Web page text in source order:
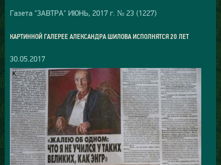
Газета "ЗАВТРА" ИЮНЬ, 2017 г. № 23 (1227)
КАРТИННОЙ ГАЛЕРЕЕ АЛЕКСАНДРА ШИЛОВА ИСПОЛНЯТСЯ 20 ЛЕТ
30.05.2017